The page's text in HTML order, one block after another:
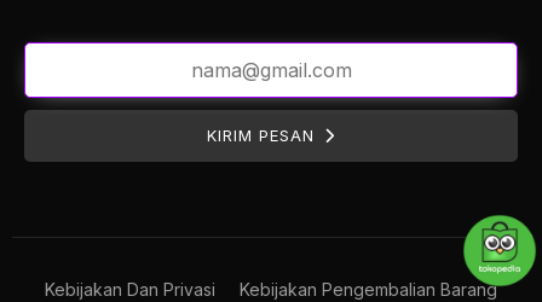
KIRIM PESAN
Kebijakan Dan Privasi Kebijakan Pengembalian Barang